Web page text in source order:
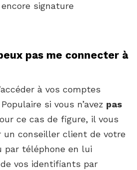
signature
pas me connecter à
à vos comptes
si vous n’avez pas
ce cas de figure, il vous
conseiller client de votre
par téléphone en lui
vos identifiants par